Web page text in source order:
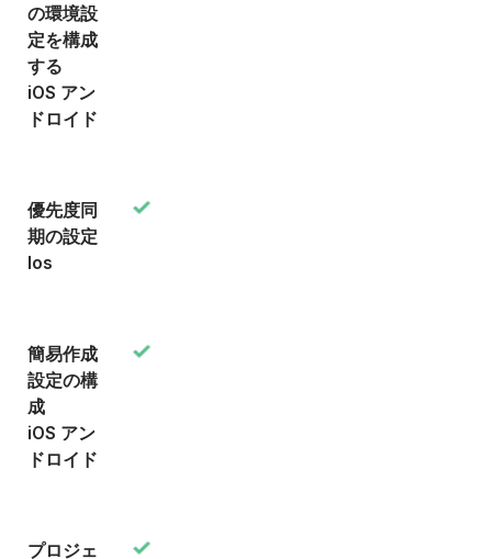
の環境設
定を構成
する
iOS アン
ドロイド
優先度同
期の設定
Ios
簡易作成
設定の構
成
iOS アン
ドロイド
プロジェ